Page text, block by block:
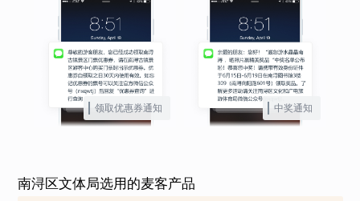
领取优惠券通知 中奖通知
南浔区文体局选用的麦客产品